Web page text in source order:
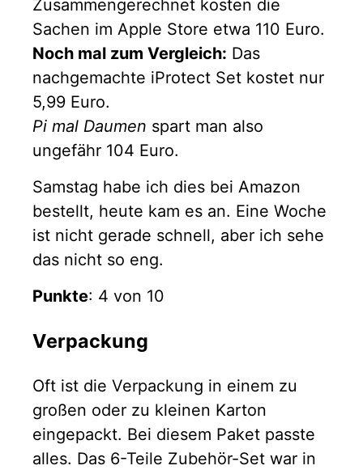
Zusammengerechnet kosten die
Sachen im Apple Store etwa 110 Euro.
Noch mal zum Vergleich: Das
nachgemachte iProtect Set kostet nur
5,99 Euro.
Pi mal Daumen spart man also
ungefähr 104 Euro.
Samstag habe ich dies bei Amazon
bestellt, heute kam es an. Eine Woche
ist nicht gerade schnell, aber ich sehe
das nicht so eng.
Punkte: 4 von 10
Verpackung
Oft ist die Verpackung in einem zu
großen oder zu kleinen Karton
eingepackt. Bei diesem Paket passte
alles. Das 6-Teile Zubehör-Set war in